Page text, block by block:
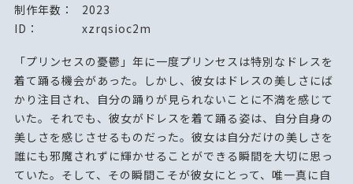
制作年数：
2023
ID：
xzrqsioc2m
「プリンセスの憂鬱」年に一度プリンセスは特別なドレスを
着て踊る機会があった。しかし、彼女はドレスの美しさにば
かり注目され、自分の踊りが見られないことに不満を感じて
いた。それでも、彼女がドレスを着て踊る姿は、自分自身の
美しさを感じさせるものだった。彼女は自分だけの美しさを
誰にも邪魔されずに輝かせることができる瞬間を大切に思っ
ていた。そして、その瞬間こそが彼女にとって、唯一真に自